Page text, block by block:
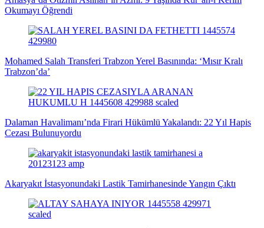
Okumayı Öğrendi
Mohamed Salah Transferi Trabzon Yerel Basınında: ‘Mısır Kralı
Trabzon’da’
Dalaman Havalimanı’nda Firari Hükümlü Yakalandı: 22 Yıl Hapis
Cezası Bulunuyordu
Akaryakıt İstasyonundaki Lastik Tamirhanesinde Yangın Çıktı